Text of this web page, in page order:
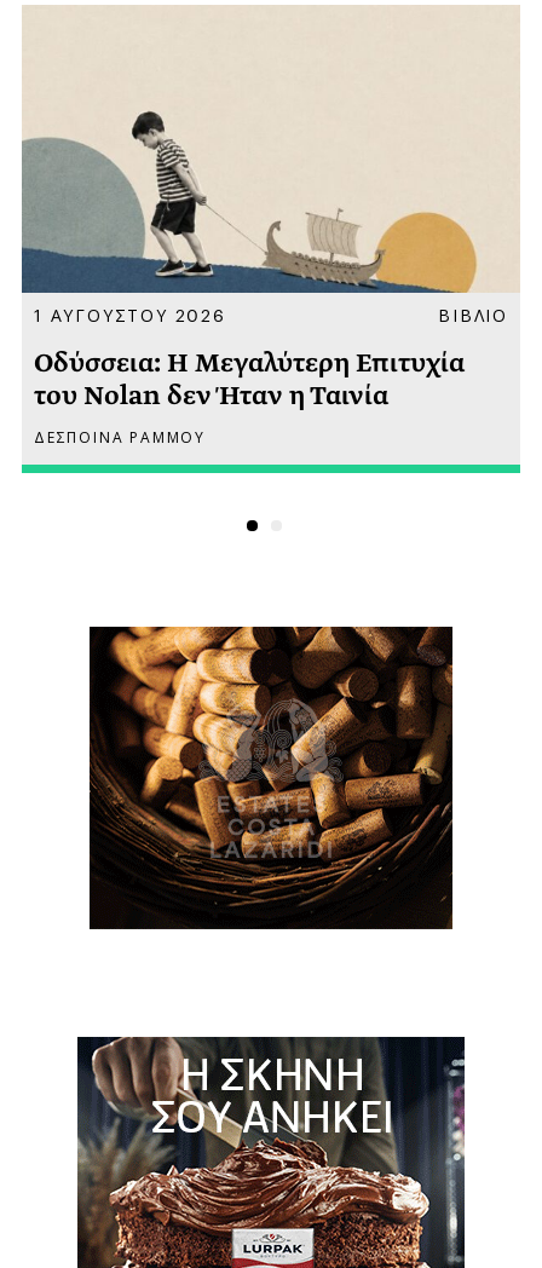
1 ΑΥΓΟΥΣΤΟΥ 2026 ΒΙΒΛΙΟ
Οδύσσεια: Η Μεγαλύτερη Επιτυχία
του Nolan δεν Ήταν η Ταινία
ΔΕΣΠΟΙΝΑ ΡΑΜΜΟΥ